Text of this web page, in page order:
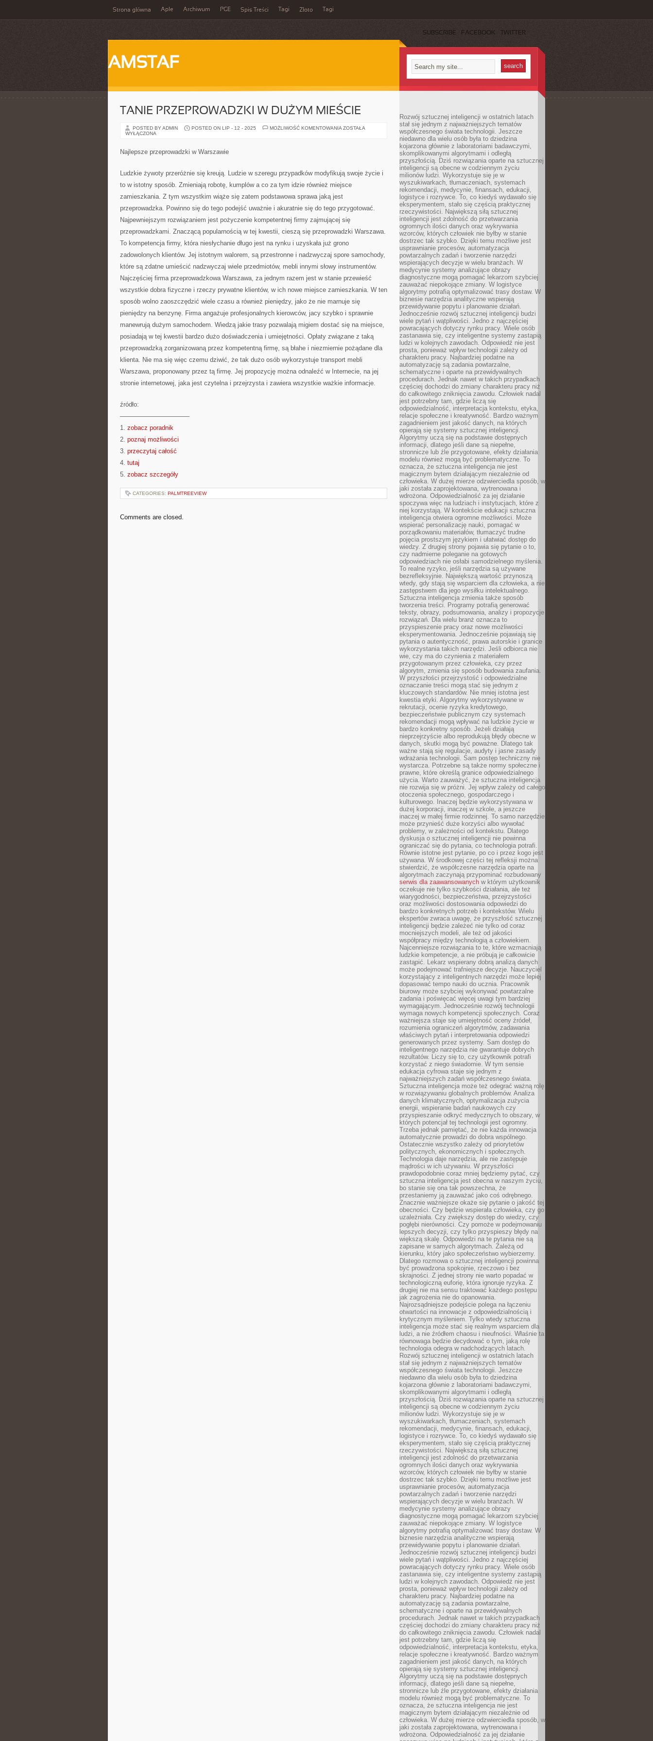
Strona główna Aple Archiwum PGE Spis Treści Tagi Złoto Tagi
SUBSCRIBE FACEBOOK TWITTER
AMSTAF
TANIE PRZEPROWADZKI W DUŻYM MIEŚCIE
POSTED BY ADMIN POSTED ON LIP - 12 - 2025 MOŻLIWOŚĆ KOMENTOWANIA TANIE
ZOSTAŁA
WYŁĄCZONA
Najlepsze przeprowadzki w Warszawie
Ludzkie żywoty przeróżnie się kreują. Ludzie w szeregu przypadków modyfikują swoje życie i
to w istotny sposób. Zmieniają robotę, kumplów a co za tym idzie również miejsce
zamieszkania. Z tym wszystkim wiąże się zatem podstawowa sprawa jaką jest
przeprowadzka. Powinno się do tego podejść uważnie i akuratnie się do tego przygotować.
Najpewniejszym rozwiązaniem jest pożyczenie kompetentnej firmy zajmującej się
przeprowadzkami. Znaczącą popularnością w tej kwestii, cieszą się przeprowadzki Warszawa.
To kompetencja firmy, która niesłychanie długo jest na rynku i uzyskała już grono
zadowolonych klientów. Jej istotnym walorem, są przestronne i nadzwyczaj spore samochody,
które są zdatne umieścić nadzwyczaj wiele przedmiotów, mebli innymi słowy instrumentów.
Najczęściej firma przeprowadzkowa Warszawa, za jednym razem jest w stanie przewieść
wszystkie dobra fizyczne i rzeczy prywatne klientów, w ich nowe miejsce zamieszkania. W ten
sposób wolno zaoszczędzić wiele czasu a również pieniędzy, jako że nie marnuje się
pieniędzy na benzynę. Firma angażuje profesjonalnych kierowców, jacy szybko i sprawnie
manewrują dużym samochodem. Wiedzą jakie trasy pozwalają migiem dostać się na miejsce,
posiadają w tej kwestii bardzo dużo doświadczenia i umiejętności. Opłaty związane z taką
przeprowadzką zorganizowaną przez kompetentną firmę, są błahe i niezmiernie pożądane dla
klienta. Nie ma się więc czemu dziwić, że tak dużo osób wykorzystuje transport mebli
Warszawa, proponowany przez tą firmę. Jej propozycję można odnaleźć w Internecie, na jej
stronie internetowej, jaka jest czytelna i przejrzysta i zawiera wszystkie ważkie informacje.
źródło:
———————————
1. zobacz poradnik
2. poznaj możliwości
3. przeczytaj całość
4. tutaj
5. zobacz szczegóły
CATEGORIES: PALMTREEVIEW
Comments are closed.
Rozwój sztucznej inteligencji w ostatnich latach
stał się jednym z najważniejszych tematów
współczesnego świata technologii. Jeszcze
niedawno dla wielu osób była to dziedzina
kojarzona głównie z laboratoriami badawczymi,
skomplikowanymi algorytmami i odległą
przyszłością. Dziś rozwiązania oparte na sztucznej
inteligencji są obecne w codziennym życiu
milionów ludzi. Wykorzystuje się je w
wyszukiwarkach, tłumaczeniach, systemach
rekomendacji, medycynie, finansach, edukacji,
logistyce i rozrywce. To, co kiedyś wydawało się
eksperymentem, stało się częścią praktycznej
rzeczywistości. Największą siłą sztucznej
inteligencji jest zdolność do przetwarzania
ogromnych ilości danych oraz wykrywania
wzorców, których człowiek nie byłby w stanie
dostrzec tak szybko. Dzięki temu możliwe jest
usprawnianie procesów, automatyzacja
powtarzalnych zadań i tworzenie narzędzi
wspierających decyzje w wielu branżach. W
medycynie systemy analizujące obrazy
diagnostyczne mogą pomagać lekarzom szybciej
zauważać niepokojące zmiany. W logistyce
algorytmy potrafią optymalizować trasy dostaw. W
biznesie narzędzia analityczne wspierają
przewidywanie popytu i planowanie działań.
Jednocześnie rozwój sztucznej inteligencji budzi
wiele pytań i wątpliwości. Jedno z najczęściej
powracających dotyczy rynku pracy. Wiele osób
zastanawia się, czy inteligentne systemy zastąpią
ludzi w kolejnych zawodach. Odpowiedź nie jest
prosta, ponieważ wpływ technologii zależy od
charakteru pracy. Najbardziej podatne na
automatyzację są zadania powtarzalne,
schematyczne i oparte na przewidywalnych
procedurach. Jednak nawet w takich przypadkach
częściej dochodzi do zmiany charakteru pracy niż
do całkowitego zniknięcia zawodu. Człowiek nadal
jest potrzebny tam, gdzie liczą się
odpowiedzialność, interpretacja kontekstu, etyka,
relacje społeczne i kreatywność. Bardzo ważnym
zagadnieniem jest jakość danych, na których
opierają się systemy sztucznej inteligencji.
Algorytmy uczą się na podstawie dostępnych
informacji, dlatego jeśli dane są niepełne,
stronnicze lub źle przygotowane, efekty działania
modelu również mogą być problematyczne. To
oznacza, że sztuczna inteligencja nie jest
magicznym bytem działającym niezależnie od
człowieka. W dużej mierze odzwierciedla sposób, w
jaki została zaprojektowana, wytrenowana i
wdrożona. Odpowiedzialność za jej działanie
spoczywa więc na ludziach i instytucjach, które z
niej korzystają. W kontekście edukacji sztuczna
inteligencja otwiera ogromne możliwości. Może
wspierać personalizację nauki, pomagać w
porządkowaniu materiałów, tłumaczyć trudne
pojęcia prostszym językiem i ułatwiać dostęp do
wiedzy. Z drugiej strony pojawia się pytanie o to,
czy nadmierne poleganie na gotowych
odpowiedziach nie osłabi samodzielnego myślenia.
To realne ryzyko, jeśli narzędzia są używane
bezrefleksyjnie. Największą wartość przynoszą
wtedy, gdy stają się wsparciem dla człowieka, a nie
zastępstwem dla jego wysiłku intelektualnego.
Sztuczna inteligencja zmienia także sposób
tworzenia treści. Programy potrafią generować
teksty, obrazy, podsumowania, analizy i propozycje
rozwiązań. Dla wielu branż oznacza to
przyspieszenie pracy oraz nowe możliwości
eksperymentowania. Jednocześnie pojawiają się
pytania o autentyczność, prawa autorskie i granice
wykorzystania takich narzędzi. Jeśli odbiorca nie
wie, czy ma do czynienia z materiałem
przygotowanym przez człowieka, czy przez
algorytm, zmienia się sposób budowania zaufania.
W przyszłości przejrzystość i odpowiedzialne
oznaczanie treści mogą stać się jednym z
kluczowych standardów. Nie mniej istotna jest
kwestia etyki. Algorytmy wykorzystywane w
rekrutacji, ocenie ryzyka kredytowego,
bezpieczeństwie publicznym czy systemach
rekomendacji mogą wpływać na ludzkie życie w
bardzo konkretny sposób. Jeżeli działają
nieprzejrzyście albo reprodukują błędy obecne w
danych, skutki mogą być poważne. Dlatego tak
ważne stają się regulacje, audyty i jasne zasady
wdrażania technologii. Sam postęp techniczny nie
wystarcza. Potrzebne są także normy społeczne i
prawne, które określą granice odpowiedzialnego
użycia. Warto zauważyć, że sztuczna inteligencja
nie rozwija się w próżni. Jej wpływ zależy od całego
otoczenia społecznego, gospodarczego i
kulturowego. Inaczej będzie wykorzystywana w
dużej korporacji, inaczej w szkole, a jeszcze
inaczej w małej firmie rodzinnej. To samo narzędzie
może przynieść duże korzyści albo wywołać
problemy, w zależności od kontekstu. Dlatego
dyskusja o sztucznej inteligencji nie powinna
ograniczać się do pytania, co technologia potrafi.
Równie istotne jest pytanie, po co i przez kogo jest
używana. W środkowej części tej refleksji można
stwierdzić, że współczesne narzędzia oparte na
algorytmach zaczynają przypominać rozbudowany
serwis dla zaawansowanych w którym użytkownik
oczekuje nie tylko szybkości działania, ale też
wiarygodności, bezpieczeństwa, przejrzystości
oraz możliwości dostosowania odpowiedzi do
bardzo konkretnych potrzeb i kontekstów. Wielu
ekspertów zwraca uwagę, że przyszłość sztucznej
inteligencji będzie zależeć nie tylko od coraz
mocniejszych modeli, ale też od jakości
współpracy między technologią a człowiekiem.
Najcenniejsze rozwiązania to te, które wzmacniają
ludzkie kompetencje, a nie próbują je całkowicie
zastąpić. Lekarz wspierany dobrą analizą danych
może podejmować trafniejsze decyzje. Nauczyciel
korzystający z inteligentnych narzędzi może lepiej
dopasować tempo nauki do ucznia. Pracownik
biurowy może szybciej wykonywać powtarzalne
zadania i poświęcać więcej uwagi tym bardziej
wymagającym. Jednocześnie rozwój technologii
wymaga nowych kompetencji społecznych. Coraz
ważniejsza staje się umiejętność oceny źródeł,
rozumienia ograniczeń algorytmów, zadawania
właściwych pytań i interpretowania odpowiedzi
generowanych przez systemy. Sam dostęp do
inteligentnego narzędzia nie gwarantuje dobrych
rezultatów. Liczy się to, czy użytkownik potrafi
korzystać z niego świadomie. W tym sensie
edukacja cyfrowa staje się jednym z
najważniejszych zadań współczesnego świata.
Sztuczna inteligencja może też odegrać ważną rolę
w rozwiązywaniu globalnych problemów. Analiza
danych klimatycznych, optymalizacja zużycia
energii, wspieranie badań naukowych czy
przyspieszanie odkryć medycznych to obszary, w
których potencjał tej technologii jest ogromny.
Trzeba jednak pamiętać, że nie każda innowacja
automatycznie prowadzi do dobra wspólnego.
Ostatecznie wszystko zależy od priorytetów
politycznych, ekonomicznych i społecznych.
Technologia daje narzędzia, ale nie zastępuje
mądrości w ich używaniu. W przyszłości
prawdopodobnie coraz mniej będziemy pytać, czy
sztuczna inteligencja jest obecna w naszym życiu,
bo stanie się ona tak powszechna, że
przestaniemy ją zauważać jako coś odrębnego.
Znacznie ważniejsze okaże się pytanie o jakość tej
obecności. Czy będzie wspierała człowieka, czy go
uzależniała. Czy zwiększy dostęp do wiedzy, czy
pogłębi nierówności. Czy pomoże w podejmowaniu
lepszych decyzji, czy tylko przyspieszy błędy na
większą skalę. Odpowiedzi na te pytania nie są
zapisane w samych algorytmach. Zależą od
kierunku, który jako społeczeństwo wybierzemy.
Dlatego rozmowa o sztucznej inteligencji powinna
być prowadzona spokojnie, rzeczowo i bez
skrajności. Z jednej strony nie warto popadać w
technologiczną euforię, która ignoruje ryzyka. Z
drugiej nie ma sensu traktować każdego postępu
jak zagrożenia nie do opanowania.
Najrozsądniejsze podejście polega na łączeniu
otwartości na innowacje z odpowiedzialnością i
krytycznym myśleniem. Tylko wtedy sztuczna
inteligencja może stać się realnym wsparciem dla
ludzi, a nie źródłem chaosu i nieufności. Właśnie ta
równowaga będzie decydować o tym, jaką rolę
technologia odegra w nadchodzących latach.
Rozwój sztucznej inteligencji w ostatnich latach
stał się jednym z najważniejszych tematów
współczesnego świata technologii. Jeszcze
niedawno dla wielu osób była to dziedzina
kojarzona głównie z laboratoriami badawczymi,
skomplikowanymi algorytmami i odległą
przyszłością. Dziś rozwiązania oparte na sztucznej
inteligencji są obecne w codziennym życiu
milionów ludzi. Wykorzystuje się je w
wyszukiwarkach, tłumaczeniach, systemach
rekomendacji, medycynie, finansach, edukacji,
logistyce i rozrywce. To, co kiedyś wydawało się
eksperymentem, stało się częścią praktycznej
rzeczywistości. Największą siłą sztucznej
inteligencji jest zdolność do przetwarzania
ogromnych ilości danych oraz wykrywania
wzorców, których człowiek nie byłby w stanie
dostrzec tak szybko. Dzięki temu możliwe jest
usprawnianie procesów, automatyzacja
powtarzalnych zadań i tworzenie narzędzi
wspierających decyzje w wielu branżach. W
medycynie systemy analizujące obrazy
diagnostyczne mogą pomagać lekarzom szybciej
zauważać niepokojące zmiany. W logistyce
algorytmy potrafią optymalizować trasy dostaw. W
biznesie narzędzia analityczne wspierają
przewidywanie popytu i planowanie działań.
Jednocześnie rozwój sztucznej inteligencji budzi
wiele pytań i wątpliwości. Jedno z najczęściej
powracających dotyczy rynku pracy. Wiele osób
zastanawia się, czy inteligentne systemy zastąpią
ludzi w kolejnych zawodach. Odpowiedź nie jest
prosta, ponieważ wpływ technologii zależy od
charakteru pracy. Najbardziej podatne na
automatyzację są zadania powtarzalne,
schematyczne i oparte na przewidywalnych
procedurach. Jednak nawet w takich przypadkach
częściej dochodzi do zmiany charakteru pracy niż
do całkowitego zniknięcia zawodu. Człowiek nadal
jest potrzebny tam, gdzie liczą się
odpowiedzialność, interpretacja kontekstu, etyka,
relacje społeczne i kreatywność. Bardzo ważnym
zagadnieniem jest jakość danych, na których
opierają się systemy sztucznej inteligencji.
Algorytmy uczą się na podstawie dostępnych
informacji, dlatego jeśli dane są niepełne,
stronnicze lub źle przygotowane, efekty działania
modelu również mogą być problematyczne. To
oznacza, że sztuczna inteligencja nie jest
magicznym bytem działającym niezależnie od
człowieka. W dużej mierze odzwierciedla sposób, w
jaki została zaprojektowana, wytrenowana i
wdrożona. Odpowiedzialność za jej działanie